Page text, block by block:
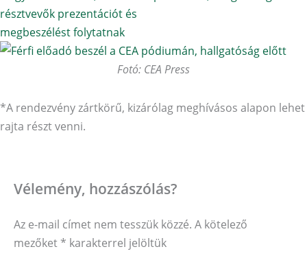
Fotó: CEA Press
*A rendezvény zártkörű, kizárólag meghívásos alapon lehet
rajta részt venni.
Vélemény, hozzászólás?
Az e-mail címet nem tesszük közzé. A kötelező
mezőket * karakterrel jelöltük